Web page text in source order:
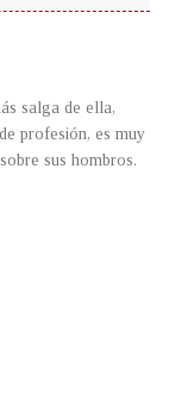
salga de ella,
profesión, es muy
sus hombros.